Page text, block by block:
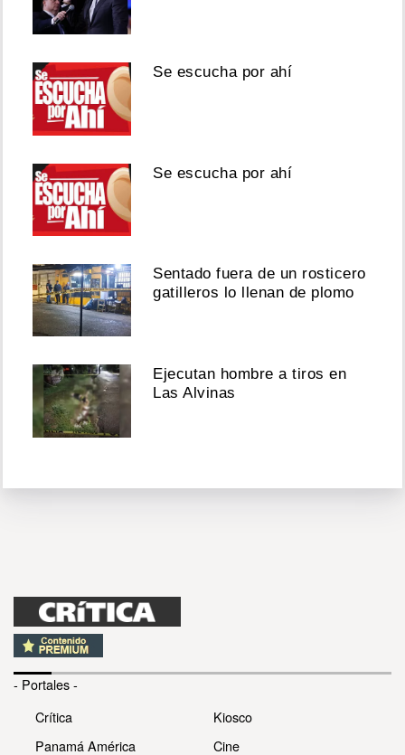
Se escucha por ahí
Se escucha por ahí
Sentado fuera de un rosticero
gatilleros lo llenan de plomo
Ejecutan hombre a tiros en
Las Alvinas
- Portales -
Crítica
Panamá América
Kiosco
Cine